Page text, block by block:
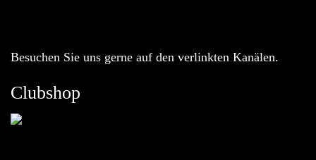
Besuchen Sie uns gerne auf den verlinkten Kanälen.
Clubshop